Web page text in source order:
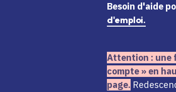
Besoin d'aide
d'emploi.
Attention : une
compte » en
page.